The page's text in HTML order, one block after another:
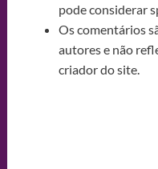
pode considerar
Os comentários
autores e não
criador do site.